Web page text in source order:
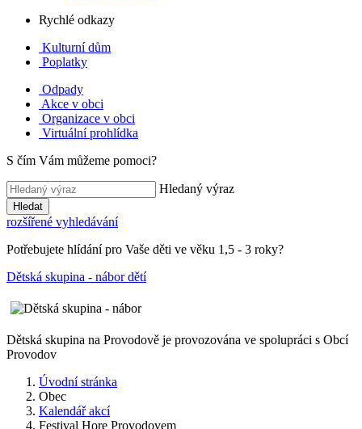
Rychlé odkazy
Kulturní dům
Poplatky
Odpady
Akce v obci
Organizace v obci
Virtuální prohlídka
S čím Vám můžeme pomoci?
Hledaný výraz
Hledat
rozšířené vyhledávání
Potřebujete hlídání pro Vaše děti ve věku 1,5 - 3 roky?
Dětská skupina - nábor dětí
Dětská skupina na Provodově je provozována ve spolupráci s Obcí
Provodov
Úvodní stránka
Obec
Kalendář akcí
Festival Hore Provodovem